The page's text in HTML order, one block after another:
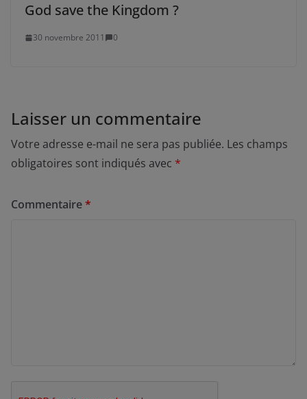
God save the Kingdom ?
30 novembre 2011 0
Laisser un commentaire
Votre adresse e-mail ne sera pas publiée. Les champs
obligatoires sont indiqués avec *
Commentaire*